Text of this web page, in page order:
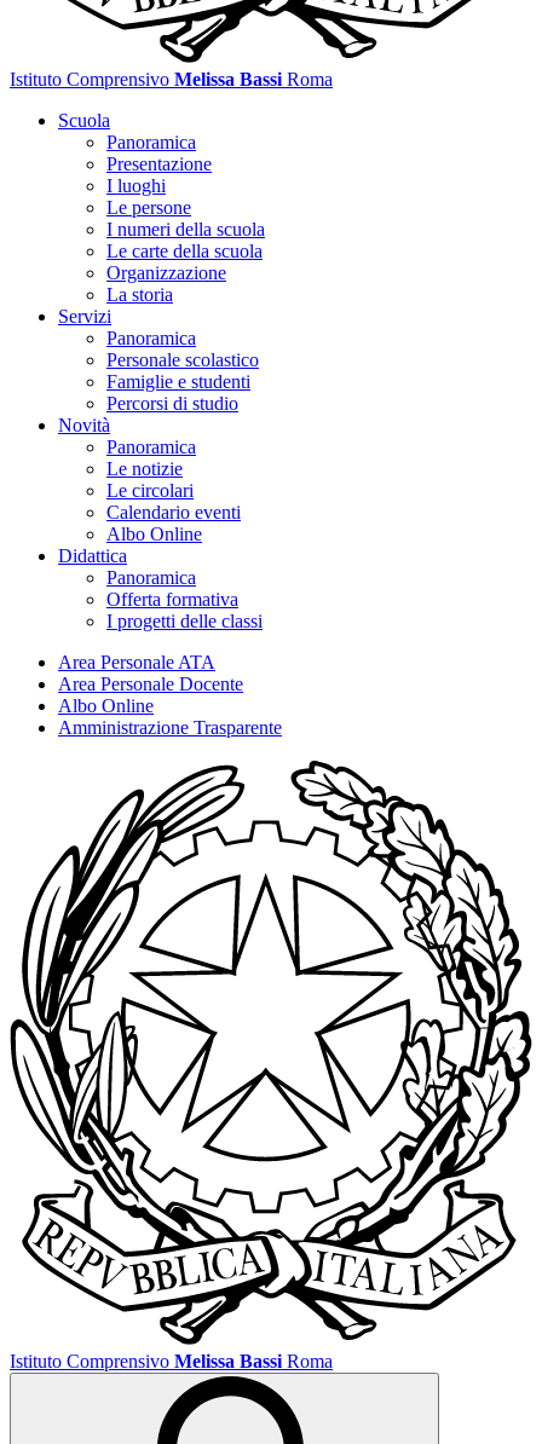
Istituto Comprensivo Melissa Bassi Roma
Scuola
Panoramica
Presentazione
I luoghi
Le persone
I numeri della scuola
Le carte della scuola
Organizzazione
La storia
Servizi
Panoramica
Personale scolastico
Famiglie e studenti
Percorsi di studio
Novità
Panoramica
Le notizie
Le circolari
Calendario eventi
Albo Online
Didattica
Panoramica
Offerta formativa
I progetti delle classi
Area Personale ATA
Area Personale Docente
Albo Online
Amministrazione Trasparente
Istituto Comprensivo Melissa Bassi Roma